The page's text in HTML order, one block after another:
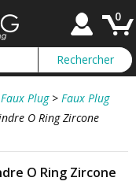
0
Plug > Faux Plug
O Ring Zircone
O Ring Zircone